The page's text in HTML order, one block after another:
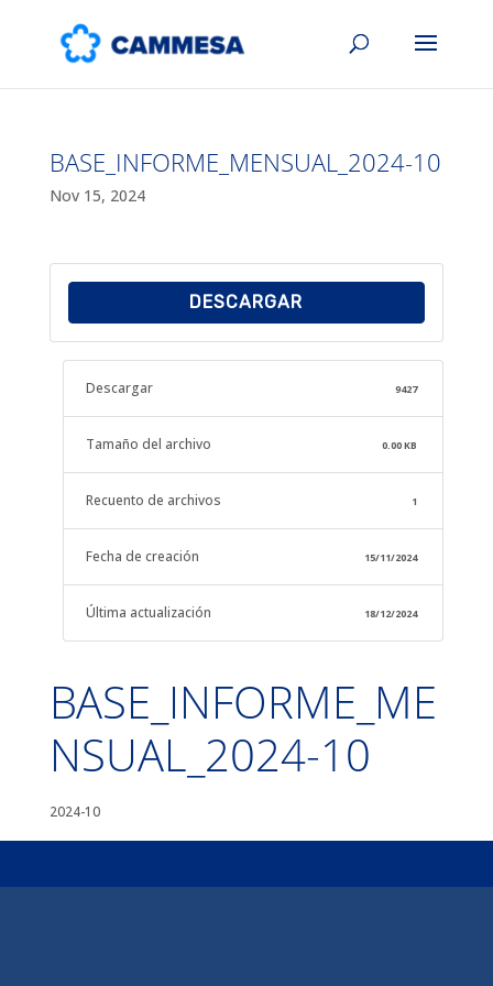
BASE_INFORME_MENSUAL_2024-10
Nov 15, 2024
DESCARGAR
Descargar 9427
Tamaño del archivo 0.00 KB
Recuento de archivos 1
Fecha de creación 15/11/2024
Última actualización 18/12/2024
BASE_INFORME_ME
NSUAL_2024-10
2024-10